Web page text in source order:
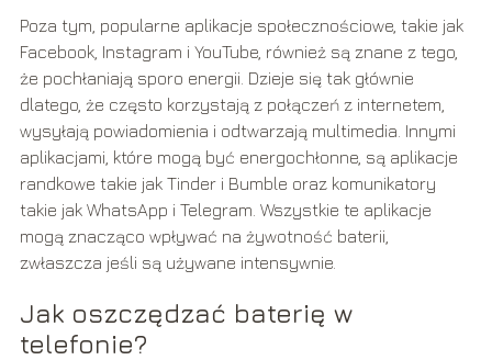
Poza tym, popularne aplikacje społecznościowe, takie jak
Facebook, Instagram i YouTube, również są znane z tego,
że pochłaniają sporo energii. Dzieje się tak głównie
dlatego, że często korzystają z połączeń z internetem,
wysyłają powiadomienia i odtwarzają multimedia. Innymi
aplikacjami, które mogą być energochłonne, są aplikacje
randkowe takie jak Tinder i Bumble oraz komunikatory
takie jak WhatsApp i Telegram. Wszystkie te aplikacje
mogą znacząco wpływać na żywotność baterii,
zwłaszcza jeśli są używane intensywnie.
Jak oszczędzać baterię w
telefonie?